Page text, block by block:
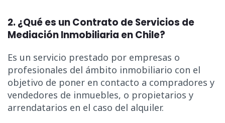
2. ¿Qué es un Contrato de Servicios de
Mediación Inmobiliaria en Chile?
Es un servicio prestado por empresas o
profesionales del ámbito inmobiliario con el
objetivo de poner en contacto a compradores y
vendedores de inmuebles, o propietarios y
arrendatarios en el caso del alquiler.